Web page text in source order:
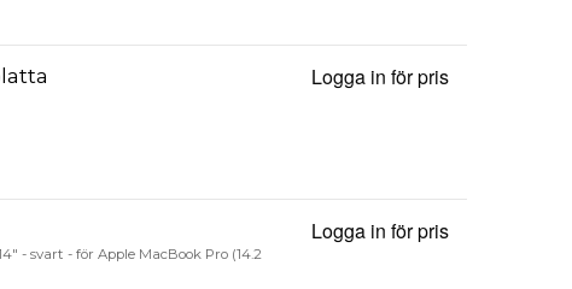
Logga in för pris
- svart - för Apple MacBook Pro (14.2
Logga in för pris